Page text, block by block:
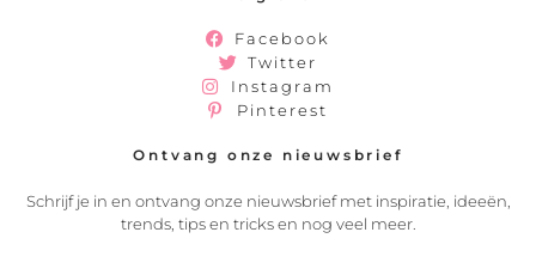
Facebook
Twitter
Instagram
Pinterest
Ontvang onze nieuwsbrief
Schrijf je in en ontvang onze nieuwsbrief met inspiratie, ideeën,
trends, tips en tricks en nog veel meer.